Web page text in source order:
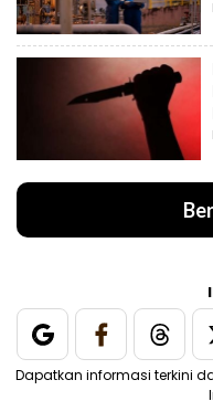
Dapatkan informasi terkini